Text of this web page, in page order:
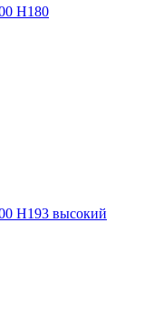
H180
H193 высокий